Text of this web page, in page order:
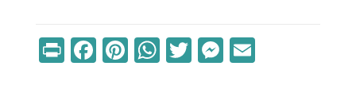
PrintFacebook
Pinterest
WhatsApp
Twitter
Messenger
Email